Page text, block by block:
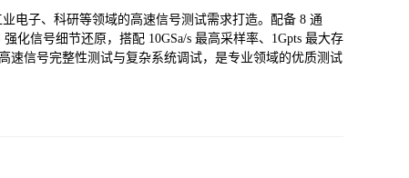
电子、科研等领域的高速信号测试需求打造。配备 8 通
化信号细节还原，搭配 10GSa/s 最高采样率、1Gpts 最大存
速信号完整性测试与复杂系统调试，是专业领域的优质测试